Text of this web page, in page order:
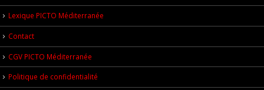
Lexique PICTO Méditerranée
Contact
CGV PICTO Méditerranée
Politique de confidentialité